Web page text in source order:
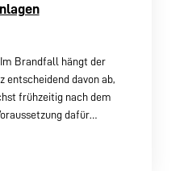
Brandfall hängt der
entscheidend davon ab,
frühzeitig nach dem
dafür…